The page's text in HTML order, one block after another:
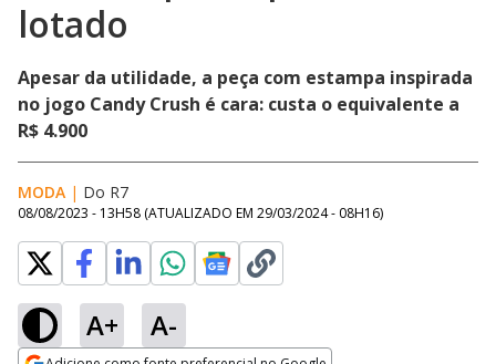
lotado
Apesar da utilidade, a peça com estampa inspirada
no jogo Candy Crush é cara: custa o equivalente a
R$ 4.900
MODA | Do R7
08/08/2023 - 13H58 (ATUALIZADO EM 29/03/2024 - 08H16)
A+ A-